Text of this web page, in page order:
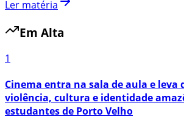
Ler matéria
Em Alta
1
Cinema entra na sala de aula e leva
violência, cultura e identidade
estudantes de Porto Velho